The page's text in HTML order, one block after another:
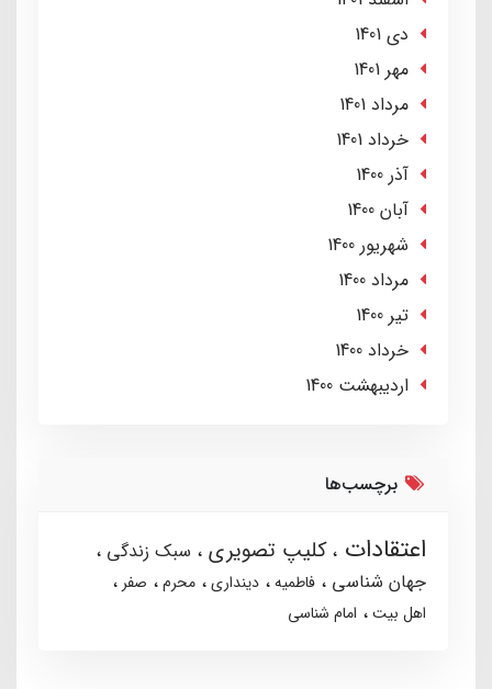
دی 1401
مهر 1401
مرداد 1401
خرداد 1401
آذر 1400
آبان 1400
شهریور 1400
مرداد 1400
تير 1400
خرداد 1400
ارديبهشت 1400
برچسب‌ها
اعتقادات کلیپ تصویری
سبک زندگی
جهان شناسی
فاطمیه دینداری محرم
صفر
اهل بیت
امام شناسی